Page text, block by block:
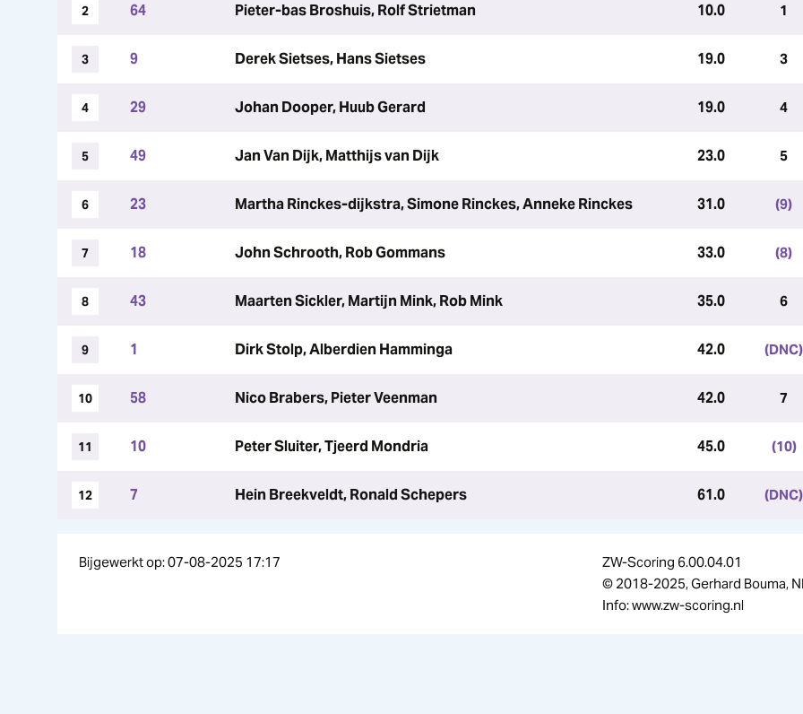
2 64 Pieter-bas Broshuis, Rolf Strietman 10.0 1
3 9 Derek Sietses, Hans Sietses 19.0 3
4 29 Johan Dooper, Huub Gerard 19.0 4
5 49 Jan Van Dijk, Matthijs van Dijk 23.0 5
6 23 Martha Rinckes-dijkstra, Simone Rinckes, Anneke Rinckes 31.0 (9)
7 18 John Schrooth, Rob Gommans 33.0 (8)
8 43 Maarten Sickler, Martijn Mink, Rob Mink 35.0 6
9 1 Dirk Stolp, Alberdien Hamminga 42.0 (DNC)
10 58 Nico Brabers, Pieter Veenman 42.0 7
11 10 Peter Sluiter, Tjeerd Mondria 45.0 (10)
12 7 Hein Breekveldt, Ronald Schepers 61.0 (DNC)
Bijgewerkt op: 07-08-2025 17:17
ZW-Scoring 6.00.04.01
© 2018-2025, Gerhard Bouma,
Info: www.zw-scoring.nl